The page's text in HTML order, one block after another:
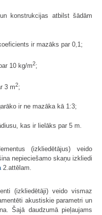
konstrukcijas atbilst šādām
ir mazāks par 0,1;
10 kg/m2;
3 m2;
ir ne mazāka kā 1:3;
kas ir lielāks par 5 m.
(izkliedētājus) veido
nepieciešamo skaņu izkliedi
2.attēlam.
(izkliedētāji) veido vismaz
akustiskie parametri un
Šajā daudzumā pieļaujams